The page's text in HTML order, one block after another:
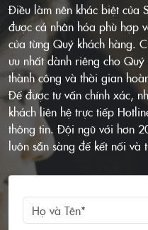
Điều làm nên khác biệt của
được cá nhân hóa phù hợp
của từng Quý khách hàng.
ưu nhất dành riêng cho
thành công và thời gian
Để được tư vấn chính xác,
khách liên hệ trực tiếp
thông tin. Đội ngũ với hơn
luôn sẵn sàng để kết nối và